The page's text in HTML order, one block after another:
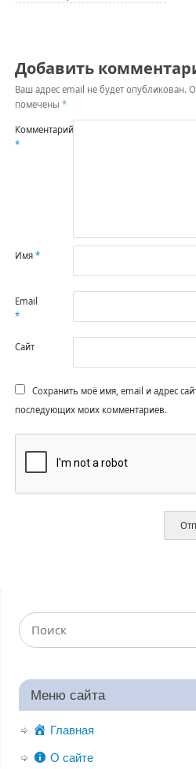
Добавить
Ваш адрес email не будет опубликован.
помечены *
Комментарий
*
Имя *
Email
*
Сайт
Сохранить моё имя, email и адрес
последующих моих комментариев.
Меню сайта
Главная
О сайте